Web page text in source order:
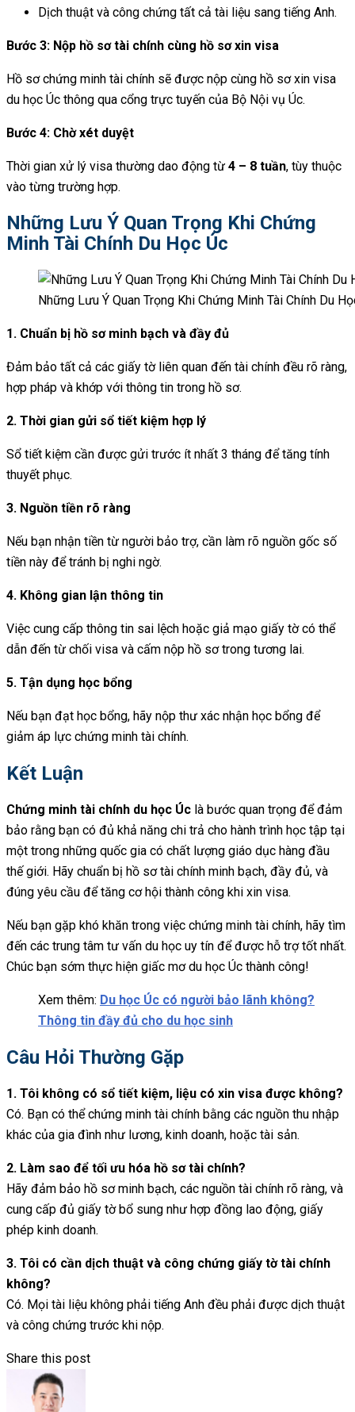
Dịch thuật và công chứng tất cả tài liệu sang tiếng Anh.
Bước 3: Nộp hồ sơ tài chính cùng hồ sơ xin visa
Hồ sơ chứng minh tài chính sẽ được nộp cùng hồ sơ xin visa
du học Úc thông qua cổng trực tuyến của Bộ Nội vụ Úc.
Bước 4: Chờ xét duyệt
Thời gian xử lý visa thường dao động từ 4 – 8 tuần, tùy thuộc
vào từng trường hợp.
Những Lưu Ý Quan Trọng Khi Chứng
Minh Tài Chính Du Học Úc
Những Lưu Ý Quan Trọng Khi Chứng Minh Tài Chính Du
1. Chuẩn bị hồ sơ minh bạch và đầy đủ
Đảm bảo tất cả các giấy tờ liên quan đến tài chính đều rõ ràng,
hợp pháp và khớp với thông tin trong hồ sơ.
2. Thời gian gửi sổ tiết kiệm hợp lý
Sổ tiết kiệm cần được gửi trước ít nhất 3 tháng để tăng tính
thuyết phục.
3. Nguồn tiền rõ ràng
Nếu bạn nhận tiền từ người bảo trợ, cần làm rõ nguồn gốc số
tiền này để tránh bị nghi ngờ.
4. Không gian lận thông tin
Việc cung cấp thông tin sai lệch hoặc giả mạo giấy tờ có thể
dẫn đến từ chối visa và cấm nộp hồ sơ trong tương lai.
5. Tận dụng học bổng
Nếu bạn đạt học bổng, hãy nộp thư xác nhận học bổng để
giảm áp lực chứng minh tài chính.
Kết Luận
Chứng minh tài chính du học Úc là bước quan trọng để đảm
bảo rằng bạn có đủ khả năng chi trả cho hành trình học tập tại
một trong những quốc gia có chất lượng giáo dục hàng đầu
thế giới. Hãy chuẩn bị hồ sơ tài chính minh bạch, đầy đủ, và
đúng yêu cầu để tăng cơ hội thành công khi xin visa.
Nếu bạn gặp khó khăn trong việc chứng minh tài chính, hãy tìm
đến các trung tâm tư vấn du học uy tín để được hỗ trợ tốt nhất.
Chúc bạn sớm thực hiện giấc mơ du học Úc thành công!
Xem thêm: Du học Úc có người bảo lãnh không?
Thông tin đầy đủ cho du học sinh
Câu Hỏi Thường Gặp
1. Tôi không có sổ tiết kiệm, liệu có xin visa được không?
Có. Bạn có thể chứng minh tài chính bằng các nguồn thu nhập
khác của gia đình như lương, kinh doanh, hoặc tài sản.
2. Làm sao để tối ưu hóa hồ sơ tài chính?
Hãy đảm bảo hồ sơ minh bạch, các nguồn tài chính rõ ràng, và
cung cấp đủ giấy tờ bổ sung như hợp đồng lao động, giấy
phép kinh doanh.
3. Tôi có cần dịch thuật và công chứng giấy tờ tài chính
không?
Có. Mọi tài liệu không phải tiếng Anh đều phải được dịch thuật
và công chứng trước khi nộp.
Share this post